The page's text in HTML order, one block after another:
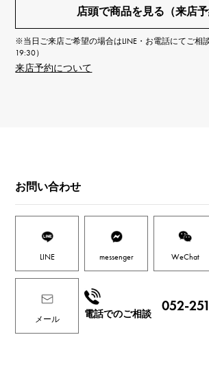
店頭で商品を見る（来店予
※当日ご来店ご希望の場合はLINE・お電話にてご相
19:30）
来店予約について
お問い合わせ
LINE messenger WeChat
メール 電話でのご相談
052-